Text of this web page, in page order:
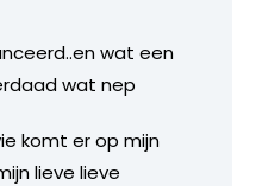
wat een
wat nep
komt er op mijn
lieve lieve